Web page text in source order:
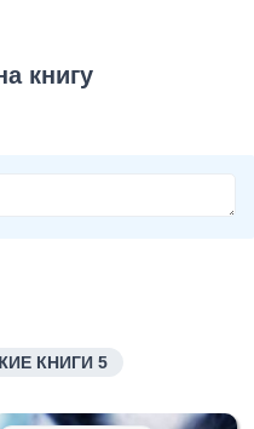
книгу
КНИГИ 5